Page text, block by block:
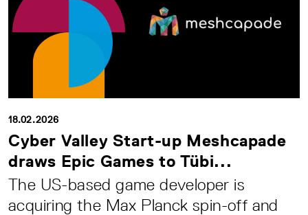
18.02.2026
Cyber Valley Start-up Meshcapade
draws Epic Games to Tübi...
The US-based game developer is
acquiring the Max Planck spin-off and